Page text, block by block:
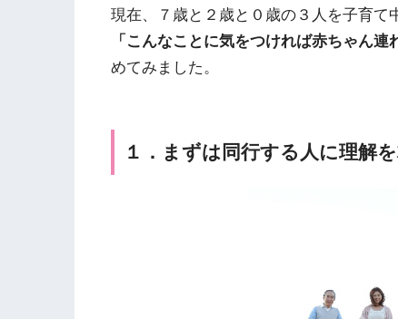
現在、７歳と２歳と０歳の３人を子育て
「こんなことに気をつければ赤ちゃん連
めてみました。
１．まずは同行する人に理解